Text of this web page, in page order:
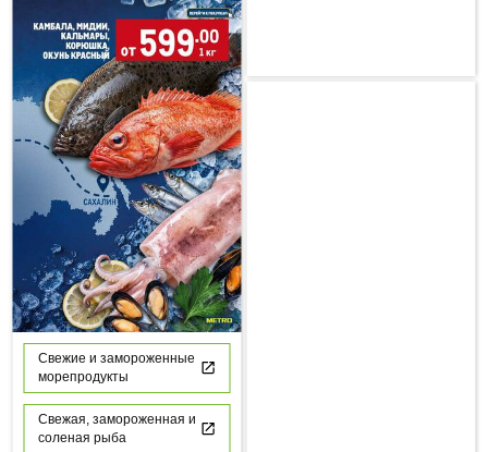
Свежие и замороженные
морепродукты
Свежая, замороженная и
соленая рыба